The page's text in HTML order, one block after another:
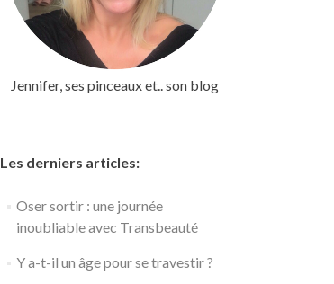
Jennifer, ses pinceaux et.. son blog
Les derniers articles:
Oser sortir : une journée
inoubliable avec Transbeauté
Y a-t-il un âge pour se travestir ?